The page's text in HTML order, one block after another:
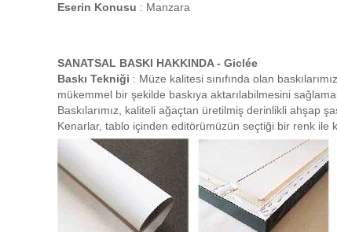
Eserin Konusu : Manzara
SANATSAL BASKI HAKKINDA - Giclée
Baskı Tekniği : Müze kalitesi sınıfında olan
mükemmel bir şekilde baskıya aktarılabilmesini
Baskılarımız, kaliteli ağaçtan üretilmiş derinlikli ahşap
Kenarlar, tablo içinden editörümüzün seçtiği bir renk ile